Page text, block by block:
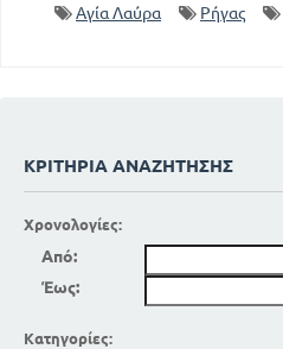
Αγία Λαύρα
Ρήγας
ΚΡΙΤΉΡΙΑ ΑΝΑΖΉΤΗΣΗΣ
Χρονολογίες:
Από:
Έως:
Κατηγορίες: